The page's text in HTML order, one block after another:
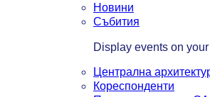
Новини
Събития
Display events on
Централна
Кореспонденти